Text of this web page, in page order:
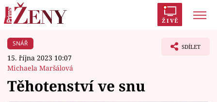
ŽIVĚ
Trendy:
AYTO?
Módní alarm
Zrádci
SNÁŘ
15. října 2023 10:07
Michaela Maršálová
SDÍLET
Těhotenství ve snu